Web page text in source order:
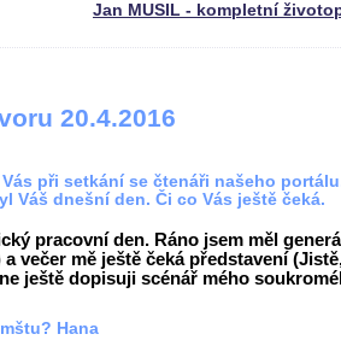
Jan MUSIL - kompletní
20.4.2016
Vás při setkání se čtenáři našeho
Váš dnešní den. Či co Vás ještě čeká.
pracovní den. Ráno jsem měl
večer mě ještě čeká představení
ještě dopisuji scénář mého
Hana